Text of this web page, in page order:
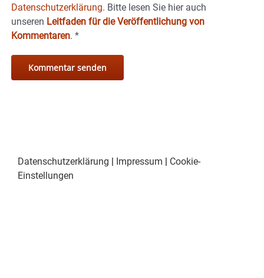
Datenschutzerklärung. Bitte lesen Sie hier auch
unseren Leitfaden für die Veröffentlichung von
Kommentaren. *
Datenschutzerklärung Impressum
Cookie-
Einstellungen